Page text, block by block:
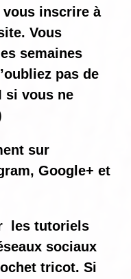
vous inscrire à
Vous
semaines
pas de
si vous ne
sur
Google+ et
les tutoriels
sociaux
tricot. Si